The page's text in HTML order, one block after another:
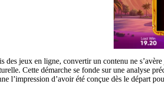
des jeux en ligne, convertir un contenu ne
Cette démarche se fonde sur une analyse
l’impression d’avoir été conçue dès le départ